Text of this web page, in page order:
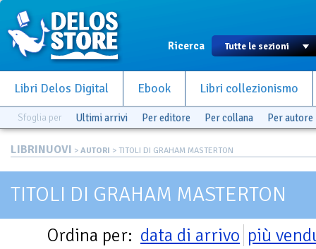
Ricerca
Libri Delos Digital Ebook Libri collezionismo
Sfoglia per Ultimi arrivi Per editore Per collana Per autore
LIBRINUOVI > AUTORI > TITOLI DI GRAHAM MASTERTON
TITOLI DI GRAHAM MASTERTON
Ordina per: data di arrivo più